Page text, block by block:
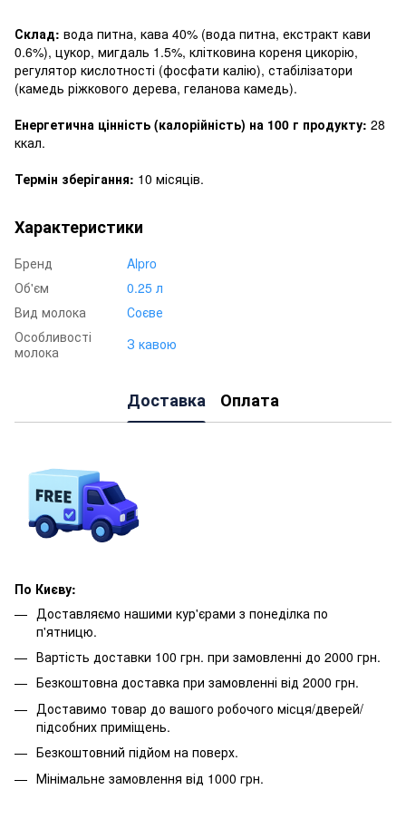
Склад: вода питна, кава 40% (вода питна, екстракт кави
0.6%), цукор, мигдаль 1.5%, клітковина кореня цикорію,
регулятор кислотності (фосфати калію), стабілізатори
(камедь ріжкового дерева, геланова камедь).
Енергетична цінність (калорійність) на 100 г продукту: 28
ккал.
Термін зберігання: 10 місяців.
Характеристики
Бренд
Alpro
Об'єм
0.25 л
Вид молока
Соєве
Особливості
молока
З кавою
Доставка Оплата
По Києву:
Доставляємо нашими кур'єрами з понеділка по
п'ятницю.
Вартість доставки 100 грн. при замовленні до 2000 грн.
Безкоштовна доставка при замовленні від 2000 грн.
Доставимо товар до вашого робочого місця/дверей/
підсобних приміщень.
Безкоштовний підйом на поверх.
Мінімальне замовлення від 1000 грн.